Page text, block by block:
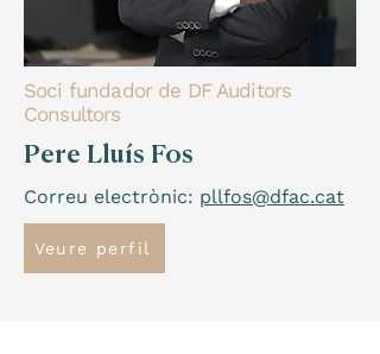
Soci fundador de DF Auditors
Consultors
Pere Lluís Fos
Correu electrònic: pllfos@dfac.cat
Veure perfil